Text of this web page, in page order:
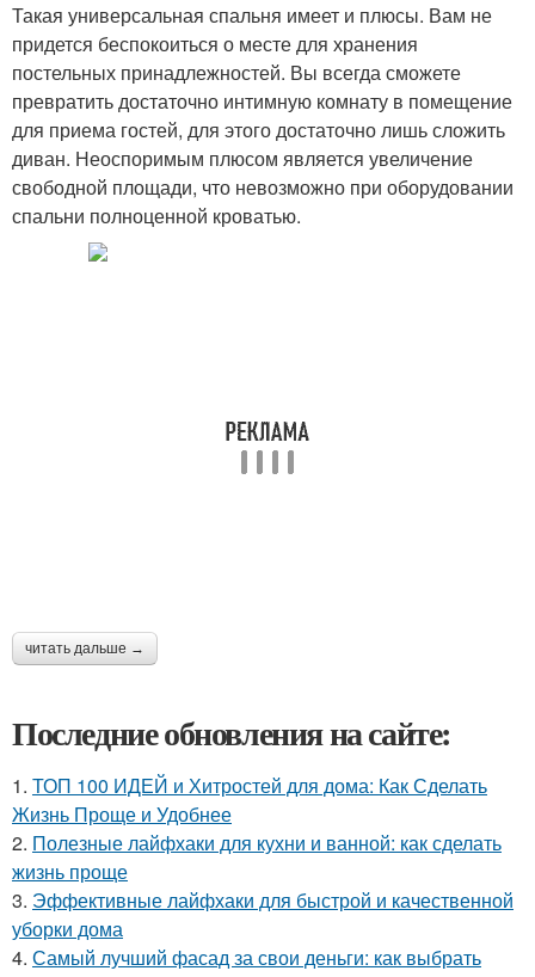
Такая универсальная спальня имеет и плюсы. Вам не
придется беспокоиться о месте для хранения
постельных принадлежностей. Вы всегда сможете
превратить достаточно интимную комнату в помещение
для приема гостей, для этого достаточно лишь сложить
диван. Неоспоримым плюсом является увеличение
свободной площади, что невозможно при оборудовании
спальни полноценной кроватью.
читать дальше →
Последние обновления на сайте:
1. ТОП 100 ИДЕЙ и Хитростей для дома: Как Сделать
Жизнь Проще и Удобнее
2. Полезные лайфхаки для кухни и ванной: как сделать
жизнь проще
3. Эффективные лайфхаки для быстрой и качественной
уборки дома
4. Самый лучший фасад за свои деньги: как выбрать